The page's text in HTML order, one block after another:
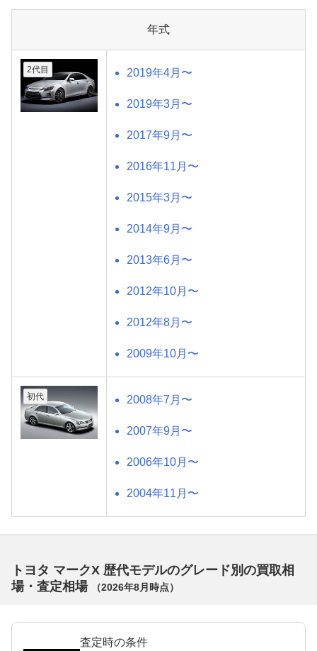
年式
2代目 2019年4月〜
2019年3月〜
2017年9月〜
2016年11月〜
2015年3月〜
2014年9月〜
2013年6月〜
2012年10月〜
2012年8月〜
2009年10月〜
初代 2008年7月〜
2007年9月〜
2006年10月〜
2004年11月〜
トヨタ マークX 歴代モデルのグレード別の買取相
場・査定相場
（2026年8月 時点）
査定時の条件